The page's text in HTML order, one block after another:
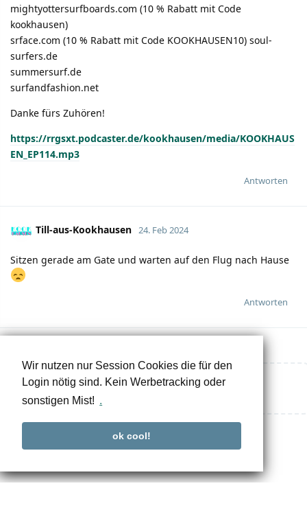
Wir nutzen nur Session Cookies die für den
Login nötig sind. Kein Werbetracking oder
sonstigen Mist! .
ok cool!
mightyottersurfboards.com (10 % Rabatt mit Code
kookhausen)
srface.com (10 % Rabatt mit Code KOOKHAUSEN10) soul-
surfers.de
summersurf.de
surfandfashion.net
Danke fürs Zuhören!
https://rrgsxt.podcaster.de/kookhausen/media/KOOKHAUS
EN_EP114.mp3
Antworten
Till-aus-Kookhausen 24. Feb 2024
Sitzen gerade am Gate und warten auf den Flug nach Hause
Antworten
Eine Antwort schreiben…